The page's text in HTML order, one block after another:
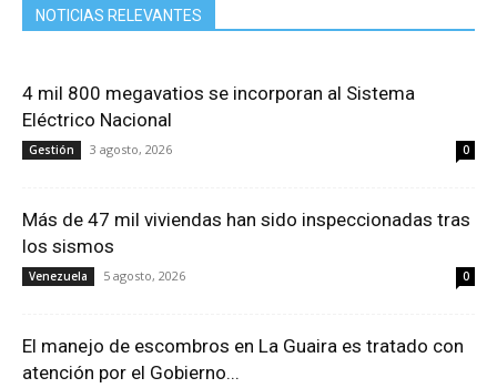
NOTICIAS RELEVANTES
4 mil 800 megavatios se incorporan al Sistema
Eléctrico Nacional
Gestión 3 agosto, 2026 0
Más de 47 mil viviendas han sido inspeccionadas tras
los sismos
Venezuela 5 agosto, 2026 0
El manejo de escombros en La Guaira es tratado con
atención por el Gobierno...